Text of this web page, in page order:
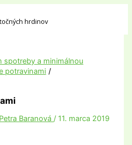
hrdinov
spotreby a minimálnou
potravinami
Petra Baranová / 11. marca 2019